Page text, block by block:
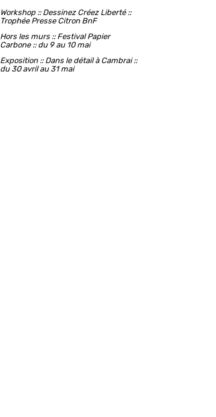
Workshop :: Dessinez Créez Liberté ::
Trophée Presse Citron BnF
Hors les murs :: Festival Papier
Carbone :: du 9 au 10 mai
Exposition :: Dans le détail à Cambrai ::
du 30 avril au 31 mai